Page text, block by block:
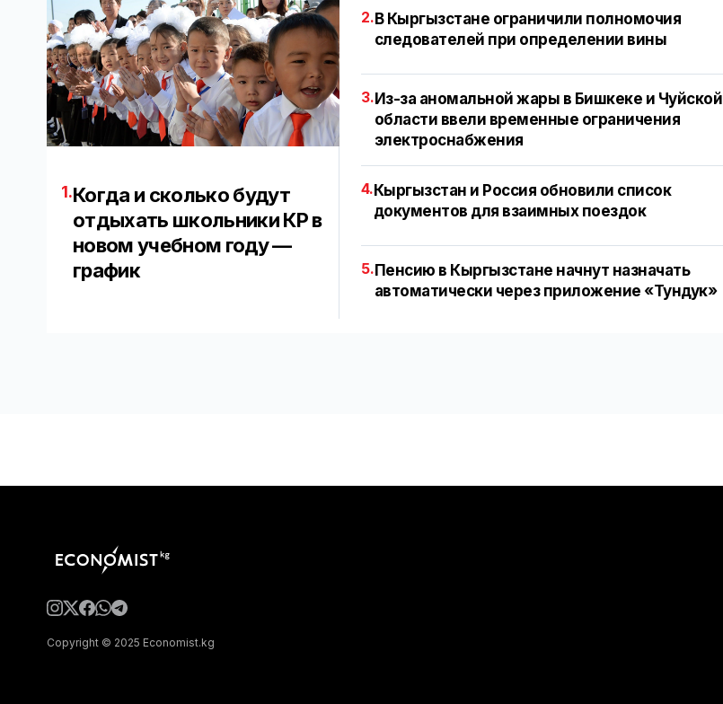
1.Когда и сколько будут
отдыхать школьники КР в
новом учебном году —
график
2. В Кыргызстане ограничили полномочия
следователей при определении вины
3.Из-за аномальной жары в Бишкеке и Чуйской
области ввели временные ограничения
электроснабжения
4.Кыргызстан и Россия обновили список
документов для взаимных поездок
5.Пенсию в Кыргызстане начнут назначать
автоматически через приложение «Тундук»
Copyright © 2025 Economist.kg